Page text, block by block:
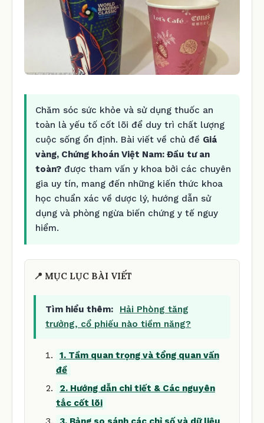
Chăm sóc sức khỏe và sử dụng thuốc an
toàn là yếu tố cốt lõi để duy trì chất lượng
cuộc sống ổn định. Bài viết về chủ đề Giá
vàng, Chứng khoán Việt Nam: Đầu tư an
toàn? được tham vấn y khoa bởi các chuyên
gia uy tín, mang đến những kiến thức khoa
học chuẩn xác về dược lý, hướng dẫn sử
dụng và phòng ngừa biến chứng y tế nguy
hiểm.
📍 MỤC LỤC BÀI VIẾT
Tìm hiểu thêm:
Hải Phòng tăng
trưởng, cổ phiếu nào tiềm năng?
1. Tầm quan trọng và tổng quan vấn
đề
2. Hướng dẫn chi tiết & Các nguyên
tắc cốt lõi